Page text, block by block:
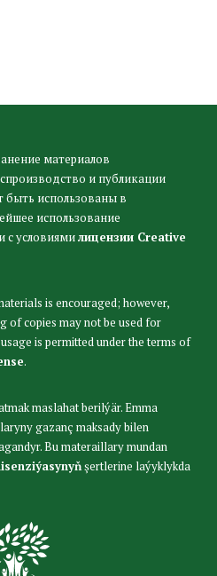
материалов
и публикации
быть использованы в
использование
с условиямилицензии Creative
is encouraged; however,
of copies may not be used for
is permitted under the terms of
.
maslahat berilýär. Emma
gazanç maksady bilen
Bu materaillary mundan
şertlerine laýyklykda